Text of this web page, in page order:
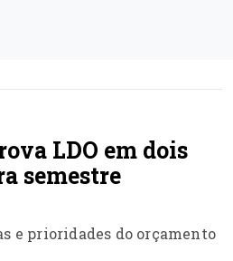
LDO em dois
semestre
e prioridades do orçamento